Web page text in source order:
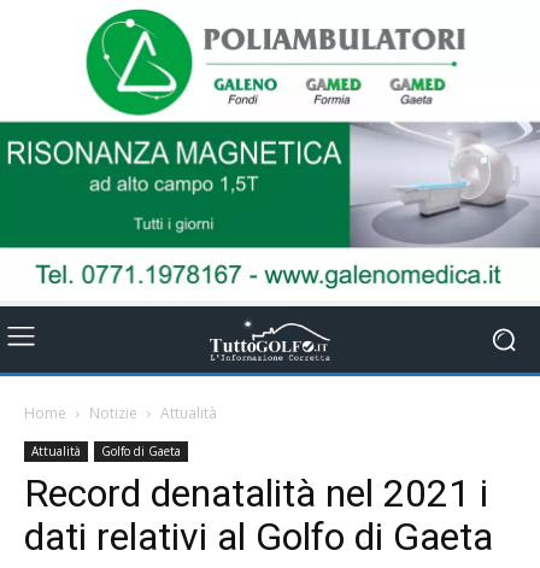
Home Notizie Attualità
Attualità Golfo di Gaeta
Record denatalità nel 2021 i
dati relativi al Golfo di Gaeta